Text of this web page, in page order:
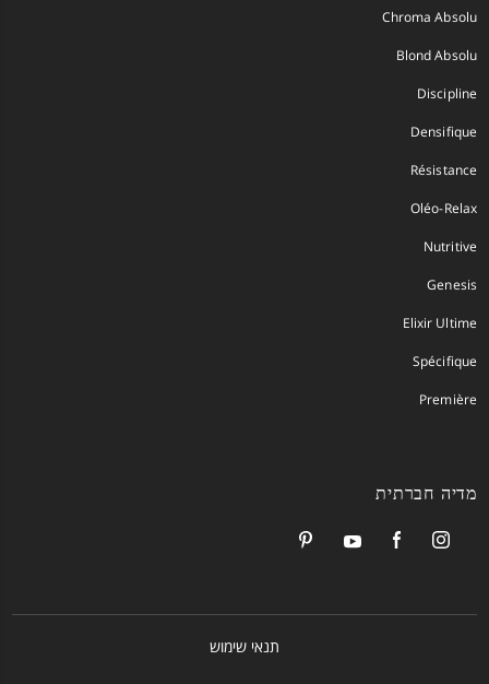
Chroma Absolu
Blond Absolu
Discipline
Densifique
Résistance
Oléo-Relax
Nutritive
Genesis
Elixir Ultime
Spécifique
Première
מדיה חברתית
תנאי שימוש